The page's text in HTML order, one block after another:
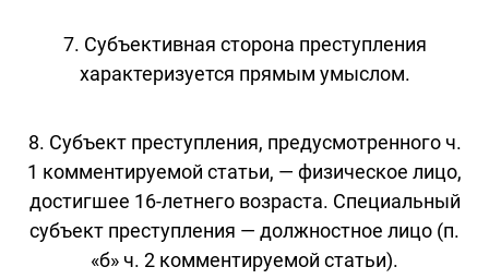
7. Субъективная сторона преступления
характеризуется прямым умыслом.
8. Субъект преступления, предусмотренного ч.
1 комментируемой статьи, — физическое лицо,
достигшее 16-летнего возраста. Специальный
субъект преступления — должностное лицо (п.
«б» ч. 2 комментируемой статьи).